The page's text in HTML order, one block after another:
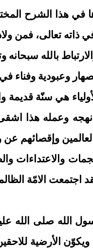
في هذا الشرح
في ذاته تعالى،
بالله سبحانه
وعبودية وفناء
هي سنّة
نهجه وعمله هذا
وإقصائهم
والاعتداءات
اجتمعت الامّة
الله صلى الله
الأرضية